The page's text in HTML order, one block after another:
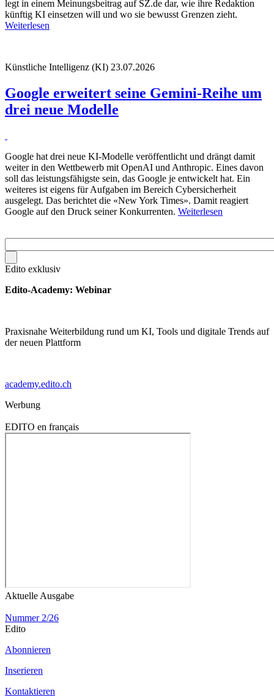
legt in einem Meinungsbeitrag auf SZ.de dar, wie ihre Redaktion
künftig KI einsetzen will und wo sie bewusst Grenzen zieht.
Weiterlesen
Künstliche Intelligenz (KI) 23.07.2026
Google erweitert seine Gemini-Reihe um
drei neue Modelle
Google hat drei neue KI-Modelle veröffentlicht und drängt damit
weiter in den Wettbewerb mit OpenAI und Anthropic. Eines davon
soll das leistungsfähigste sein, das Google je entwickelt hat. Ein
weiteres ist eigens für Aufgaben im Bereich Cybersicherheit
ausgelegt. Das berichtet die «New York Times». Damit reagiert
Google auf den Druck seiner Konkurrenten. Weiterlesen
Edito exklusiv
Edito-Academy: Webinar
Praxisnahe Weiterbildung rund um KI, Tools und digitale Trends auf
der neuen Plattform
academy.edito.ch
Werbung
EDITO en français
Aktuelle Ausgabe
Nummer 2/26
Edito
Abonnieren
Inserieren
Kontaktieren